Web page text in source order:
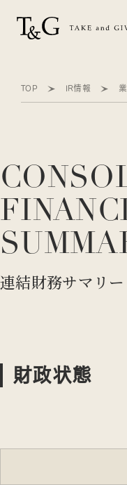
TOP IR情報
連結財務サマリー
財政状態